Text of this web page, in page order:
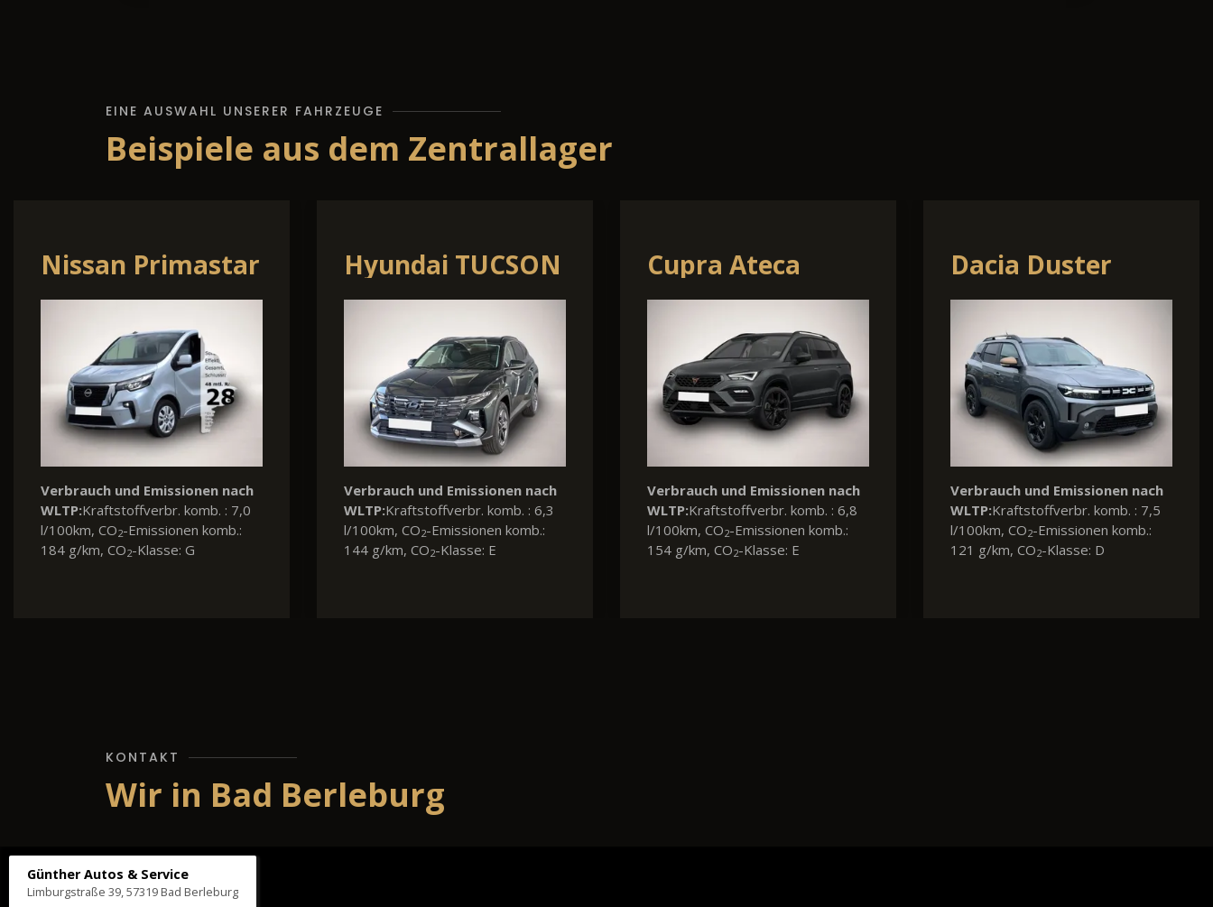
EINE AUSWAHL UNSERER FAHRZEUGE
Beispiele aus dem Zentrallager
Volvo XC60
Verbrauch und Emissionen nach
WLTP:Kraftstoffverbr. komb. : 8,7
l/100km, CO2-Emissionen komb.:
198 g/km, CO2-Klasse: G
Mazda 3
Verbrauch und Emissionen nach
WLTP:Kraftstoffverbr. komb. : 6,2
l/100km, CO2-Emissionen komb.:
142 g/km, CO2-Klasse: E
Skoda Kodiaq
Verbrauch und Emissionen nach
WLTP:Kraftstoffverbr. komb. : 7,6
l/100km, CO2-Emissionen komb.:
172 g/km, CO2-Klasse: F
Kia EV2
Verbrauch und Emissionen nach
WLTP:Energieverbr. komb. : 15,2
kWh/100km, CO2-Emissionen
komb.: 0 g/km, CO2-Klasse: A
KONTAKT
Wir in Bad Berleburg
Günther Autos & Service
Limburgstraße 39, 57319 Bad Berleburg